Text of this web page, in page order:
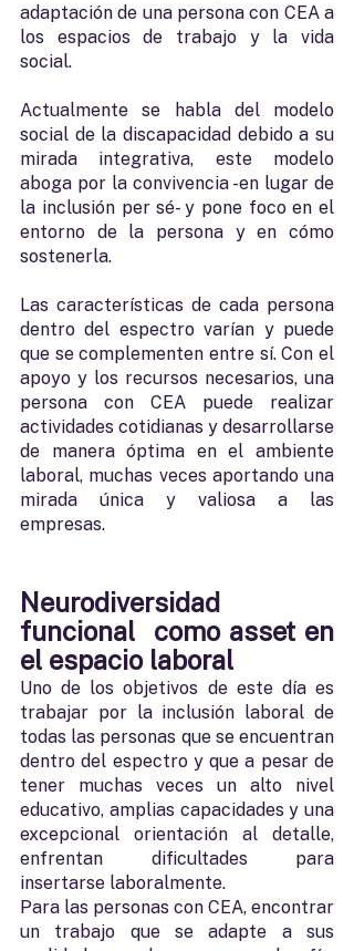
adaptación de una persona con CEA a
los espacios de trabajo y la vida
social.
Actualmente se habla del modelo
social de la discapacidad debido a su
mirada integrativa, este modelo
aboga por la convivencia -en lugar de
la inclusión per sé- y pone foco en el
entorno de la persona y en cómo
sostenerla.
Las características de cada persona
dentro del espectro varían y puede
que se complementen entre sí. Con el
apoyo y los recursos necesarios, una
persona con CEA puede realizar
actividades cotidianas y desarrollarse
de manera óptima en el ambiente
laboral, muchas veces aportando una
mirada única y valiosa a las
empresas.
Neurodiversidad
funcional  como asset en
el espacio laboral
Uno de los objetivos de este día es
trabajar por la inclusión laboral de
todas las personas que se encuentran
dentro del espectro y que a pesar de
tener muchas veces un alto nivel
educativo, amplias capacidades y una
excepcional orientación al detalle,
enfrentan dificultades para
insertarse laboralmente.
Para las personas con CEA, encontrar
un trabajo que se adapte a sus